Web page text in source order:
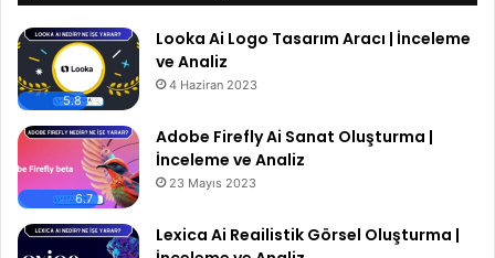
5.8
Looka Ai Logo Tasarım Aracı | İnceleme
ve Analiz
4 Haziran 2023
6.7
Adobe Firefly Ai Sanat Oluşturma |
İnceleme ve Analiz
23 Mayıs 2023
Lexica Ai Reailistik Görsel Oluşturma |